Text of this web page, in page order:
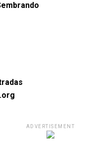
ADVERTISEMENT